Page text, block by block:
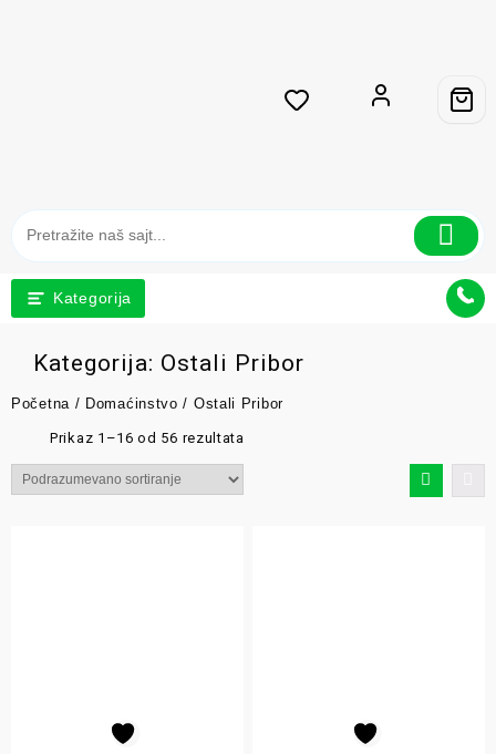
Kategorija
Kategorija: Ostali Pribor
Početna / Domaćinstvo / Ostali Pribor
Prikaz 1–16 od 56 rezultata